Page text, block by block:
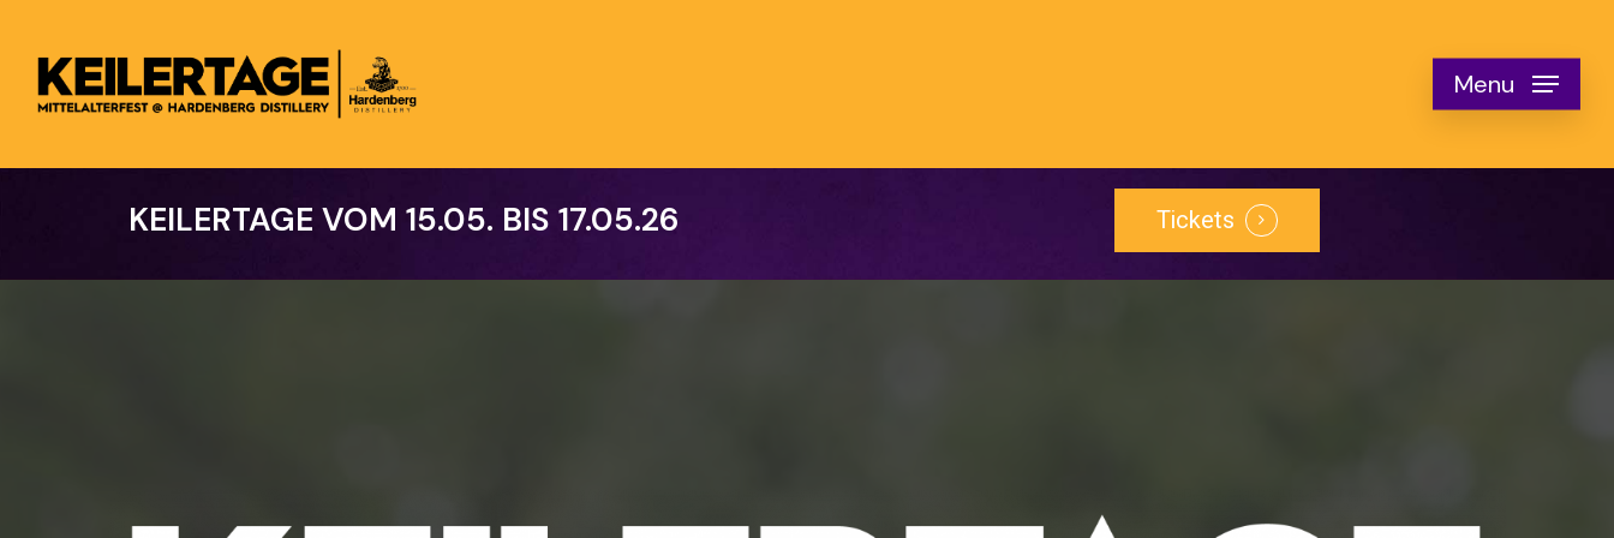
main
Menu
KEILERTAGE VOM 15.05. BIS 17.05.26 Tickets